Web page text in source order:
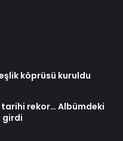
köprüsü kuruldu
tarihi rekor… Albümdeki
girdi